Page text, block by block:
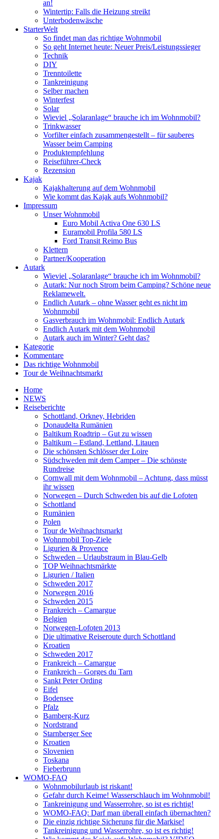
an!
Wintertip: Falls die Heizung streikt
Unterbodenwäsche
StarterWelt
So findet man das richtige Wohnmobil
So geht Internet heute: Neuer Preis/Leistungssieger
Technik
DIY
Trenntoilette
Tankreinigung
Selber machen
Winterfest
Solar
Wieviel „Solaranlage“ brauche ich im Wohnmobil?
Trinkwasser
Vorfilter einfach zusammengestellt – für sauberes
Wasser beim Camping
Produktempfehlung
Reiseführer-Check
Rezension
Kajak
Kajakhalterung auf dem Wohnmobil
Wie kommt das Kajak aufs Wohnmobil?
Impressum
Unser Wohnmobil
Euro Mobil Activa One 630 LS
Euramobil Profila 580 LS
Ford Transit Reimo Bus
Klettern
Partner/Kooperation
Autark
Wieviel „Solaranlage“ brauche ich im Wohnmobil?
Autark: Nur noch Strom beim Camping? Schöne neue
Reklamewelt.
Endlich Autark – ohne Wasser geht es nicht im
Wohnmobil
Gasverbrauch im Wohnmobil: Endlich Autark
Endlich Autark mit dem Wohnmobil
Autark auch im Winter? Geht das?
Kategorie
Kommentare
Das richtige Wohnmobil
Tour de Weihnachtsmarkt
Home
NEWS
Reiseberichte
Schottland, Orkney, Hebriden
Donaudelta Rumänien
Baltikum Roadtrip – Gut zu wissen
Baltikum – Estland, Lettland, Litauen
Die schönsten Schlösser der Loire
Südschweden mit dem Camper – Die schönste
Rundreise
Cornwall mit dem Wohnmobil – Achtung, dass müsst
ihr wissen
Norwegen – Durch Schweden bis auf die Lofoten
Schottland
Rumänien
Polen
Tour de Weihnachtsmarkt
Wohnmobil Top-Ziele
Ligurien & Provence
Schweden – Urlaubstraum in Blau-Gelb
TOP Weihnachtsmärkte
Ligurien / Italien
Schweden 2017
Norwegen 2016
Schweden 2015
Frankreich – Camargue
Belgien
Norwegen-Lofoten 2013
Die ultimative Reiseroute durch Schottland
Kroatien
Schweden 2017
Frankreich – Camargue
Frankreich – Gorges du Tarn
Sankt Peter Ording
Eifel
Bodensee
Pfalz
Bamberg-Kurz
Nordstrand
Starnberger See
Kroatien
Slovenien
Toskana
Fieberbrunn
WOMO-FAQ
Wohnmobilurlaub ist riskant!
Gefahr durch Keime! Wasserschlauch im Wohnmobil!
Tankreinigung und Wasserrohre, so ist es richtig!
WOMO-FAQ: Darf man überall einfach übernachten?
Die einzig richtige Sicherung für die Markise!
Tankreinigung und Wasserrohre, so ist es richtig!